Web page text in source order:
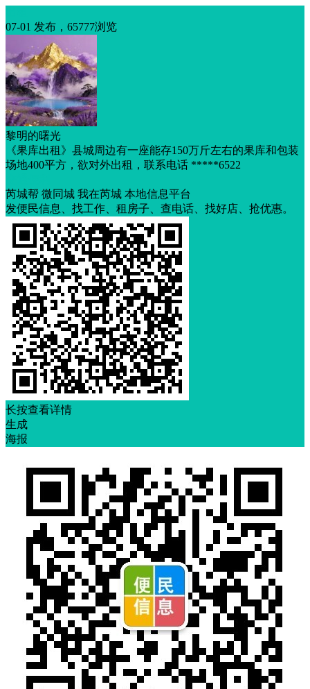
07-01 发布，65777浏览
黎明的曙光
《果库出租》县城周边有一座能存150万斤左右的果库和包装
场地400平方，欲对外出租，联系电话 *****6522
芮城帮 微同城 我在芮城 本地信息平台
发便民信息、找工作、租房子、查电话、找好店、抢优惠。
长按查看详情
生成
海报